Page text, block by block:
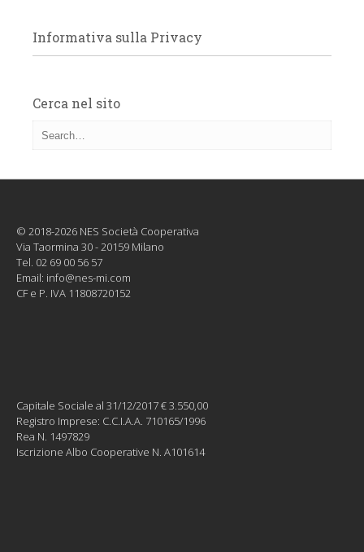
Informativa sulla Privacy
Cerca nel sito
© 2018-2026 NES Società Cooperativa
Via Taormina 30 - 20159 Milano
Tel. 02 69 00 56 57
Email: info@nes-mi.com
CF e P. IVA 11808720152
Capitale Sociale al 31/12/2017 € 3.550,00
Registro Imprese: C.C.I.A.A. 710165/1996
Rea N. 1497829
Iscrizione Albo Cooperative N. A101614